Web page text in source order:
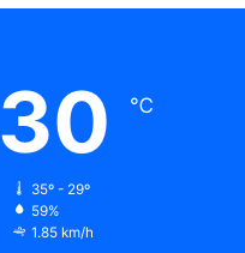
30 ℃
35º - 29º
59%
1.85 km/h